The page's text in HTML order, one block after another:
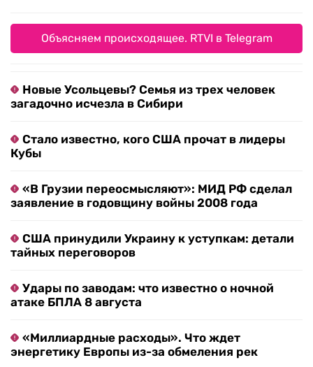
Объясняем происходящее. RTVI в Telegram
Новые Усольцевы? Семья из трех человек
загадочно исчезла в Сибири
Стало известно, кого США прочат в лидеры
Кубы
«В Грузии переосмысляют»: МИД РФ сделал
заявление в годовщину войны 2008 года
США принудили Украину к уступкам: детали
тайных переговоров
Удары по заводам: что известно о ночной
атаке БПЛА 8 августа
«Миллиардные расходы». Что ждет
энергетику Европы из-за обмеления рек